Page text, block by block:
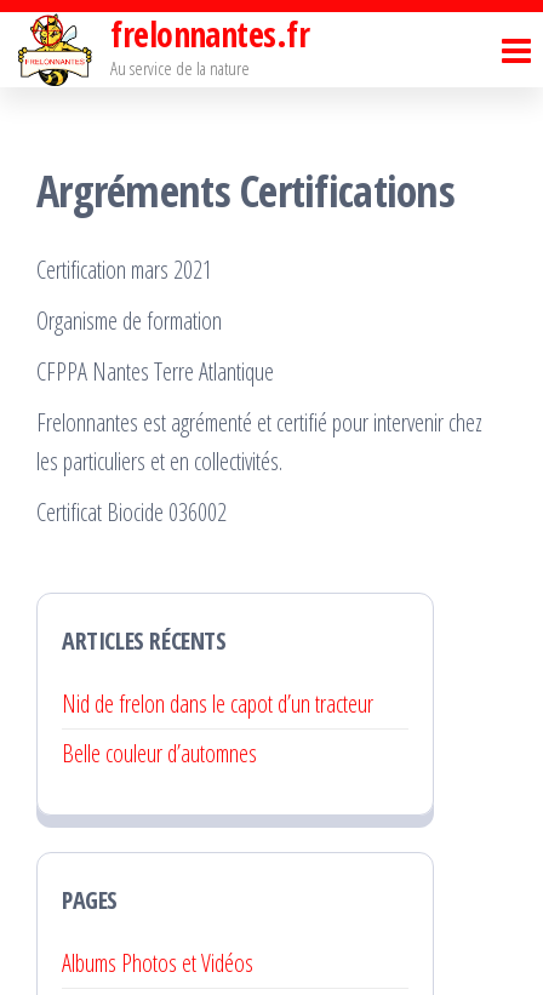
Passer
contenu
frelonnantes.fr
Au service de la nature
Argréments Certifications
Certification mars 2021
Organisme de formation
CFPPA Nantes Terre Atlantique
Frelonnantes est agrémenté et certifié pour intervenir chez
les particuliers et en collectivités.
Certificat Biocide 036002
ARTICLES RÉCENTS
Nid de frelon dans le capot d’un tracteur
Belle couleur d’automnes
PAGES
Albums Photos et Vidéos